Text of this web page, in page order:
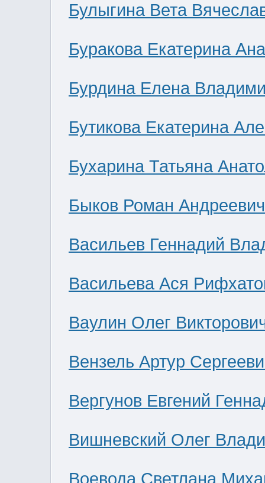
Булыгина Вета
Буракова Екатерина
Бурдина Елена
Бутикова Екатерина
Бухарина Татьяна
Быков Роман Андреевич
Васильев Геннадий
Васильева Ася
Ваулин Олег
Вензель Артур
Вергунов Евгений
Вишневский Олег
Воевода Светлана